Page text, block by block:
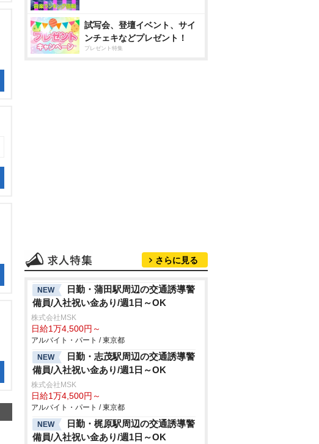
試写会、登壇イベント、サイ
ンチェキなどプレゼント！
プレゼント特集
さらに見る
NEW
日勤・蒲田駅周辺の交通誘導警
備員/入社祝い金あり/週1日～OK
株式会社MSK
日給1万4,500円～
アルバイト・パート / 東京都
NEW
日勤・志茂駅周辺の交通誘導警
備員/入社祝い金あり/週1日～OK
株式会社MSK
日給1万4,500円～
アルバイト・パート / 東京都
NEW
日勤・梶原駅周辺の交通誘導警
備員/入社祝い金あり/週1日～OK